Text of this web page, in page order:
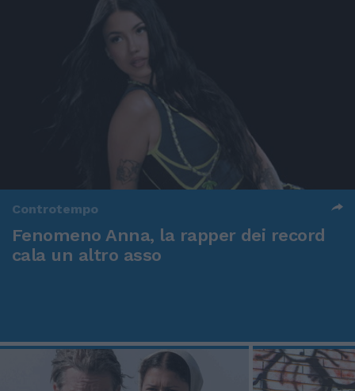
Controtempo
Fenomeno Anna, la rapper dei record
cala un altro asso